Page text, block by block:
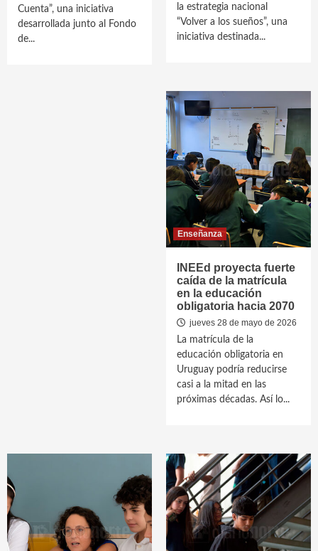
Cuenta”, una iniciativa
desarrollada junto al Fondo
de...
la estrategia nacional
“Volver a los sueños”, una
iniciativa destinada...
Enseñanza
INEEd proyecta fuerte
caída de la matrícula
en la educación
obligatoria hacia 2070
jueves 28 de mayo de 2026
La matrícula de la
educación obligatoria en
Uruguay podría reducirse
casi a la mitad en las
próximas décadas. Así lo...